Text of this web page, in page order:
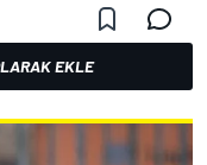
EKLE